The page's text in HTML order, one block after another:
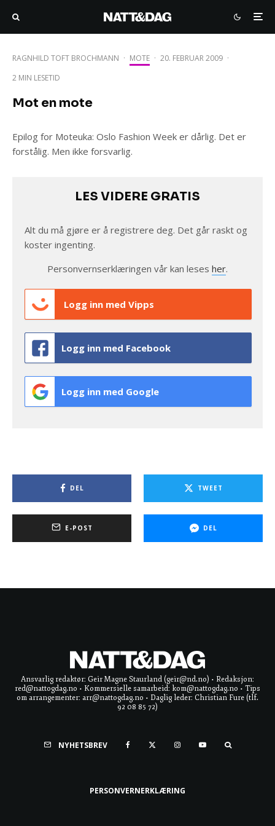
RAGNHILD TOFT BROCHMANN · MOTE · 20. FEBRUAR 2009 ·
2 MIN LESETID
Mot en mote
Epilog for Moteuka: Oslo Fashion Week er dårlig. Det er
forstålig. Men ikke forsvarlig.
LES VIDERE GRATIS
Alt du må gjøre er å registrere deg. Det går raskt og
koster ingenting.
Personvernserklæringen vår kan leses her.
Logg inn med Vipps
Logg inn med Facebook
Logg inn med Google
DEL TWEET
E-POST DEL
Ansvarlig redaktør: Geir Magne Staurland (geir@nd.no) • Redaksjon:
red@nattogdag.no • Kommersielle samarbeid: kom@nattogdag.no • Tips
om arrangementer: arr@nattogdag.no • Daglig leder: Christian Fure (tlf.
92 08 85 72)
NYHETSBREV
PERSONVERNERKLÆRING